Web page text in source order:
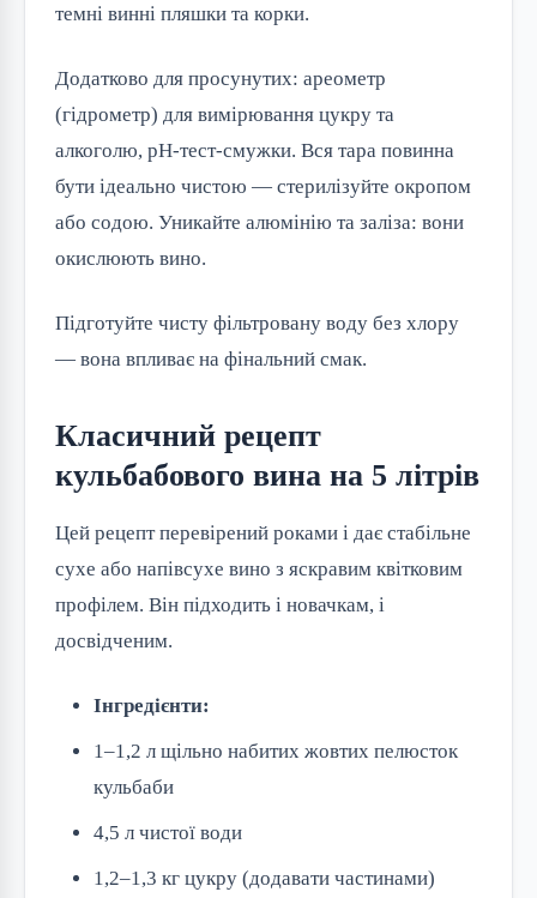
темні винні пляшки та корки.
Додатково для просунутих: ареометр
(гідрометр) для вимірювання цукру та
алкоголю, pH-тест-смужки. Вся тара повинна
бути ідеально чистою — стерилізуйте окропом
або содою. Уникайте алюмінію та заліза: вони
окислюють вино.
Підготуйте чисту фільтровану воду без хлору
— вона впливає на фінальний смак.
Класичний рецепт
кульбабового вина на 5 літрів
Цей рецепт перевірений роками і дає стабільне
сухе або напівсухе вино з яскравим квітковим
профілем. Він підходить і новачкам, і
досвідченим.
Інгредієнти:
1–1,2 л щільно набитих жовтих пелюсток
кульбаби
4,5 л чистої води
1,2–1,3 кг цукру (додавати частинами)